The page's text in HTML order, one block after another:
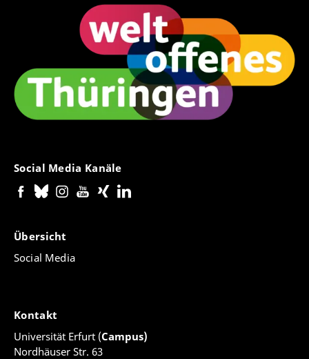
Social Media Kanäle
Übersicht
Social Media
Kontakt
Universität Erfurt (Campus)
Nordhäuser Str. 63